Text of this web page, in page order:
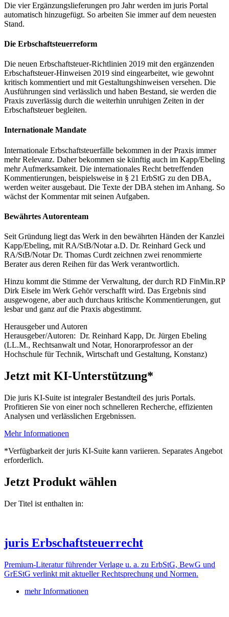
Die vier Ergänzungslieferungen pro Jahr werden im juris Portal
automatisch hinzugefügt. So arbeiten Sie immer auf dem neuesten
Stand.
Die Erbschaftsteuerreform
Die neuen Erbschaftsteuer-Richtlinien 2019 mit den ergänzenden
Erbschaftsteuer-Hinweisen 2019 sind eingearbeitet, wie gewohnt
kritisch kommentiert und mit Gestaltungshinweisen versehen. Die
Ausführungen sind verlässlich und haben Bestand, sie werden die
Praxis zuverlässig durch die weiterhin unruhigen Zeiten in der
Erbschaftsteuer begleiten.
Internationale Mandate
Internationale Erbschaftsteuerfälle bekommen in der Praxis immer
mehr Relevanz. Daher bekommen sie künftig auch im Kapp/Ebeling
mehr Aufmerksamkeit. Die internationales Recht betreffenden
Kommentierungen, beispielsweise in § 21 ErbStG zu den DBA,
werden weiter ausgebaut. Die Texte der DBA stehen im Anhang. So
wächst der Kommentar mit seinen Aufgaben.
Bewährtes Autorenteam
Seit Gründung liegt das Werk in den bewährten Händen der Kanzlei
Kapp/Ebeling, mit RA/StB/Notar a.D. Dr. Reinhard Geck und
RA/StB/Notar Dr. Thomas Curdt zeichnen zwei renommierte
Berater aus deren Reihen für das Werk verantwortlich.
Hinzu kommt die Stimme der Verwaltung, der durch RD FinMin.RP
Dirk Eisele im Werk Gehör verschafft wird. Das Ergebnis sind
ausgewogene, aber auch durchaus kritische Kommentierungen, gut
lesbar und ganz auf die Praxis abgestimmt.
Herausgeber und Autoren
Herausgeber/Autoren: Dr. Reinhard Kapp, Dr. Jürgen Ebeling
(LL.M., Rechtsanwalt und Notar, Honorarprofessor an der
Hochschule für Technik, Wirtschaft und Gestaltung, Konstanz)
Jetzt mit KI-Unterstützung*
Die juris KI-Suite ist integraler Bestandteil des juris Portals.
Profitieren Sie von einer noch schnelleren Recherche, effizienten
Analysen und verlässlichen Ergebnissen.
Mehr Informationen
*Verfügbarkeit der juris KI-Suite kann variieren. Separates Angebot
erforderlich.
Jetzt Produkt wählen
Der Titel ist enthalten in:
juris Erbschaftsteuerrecht
Premium-Literatur führender Verlage u. a. zu ErbStG, BewG und
GrEStG verlinkt mit aktueller Rechtsprechung und Normen.
mehr Informationen